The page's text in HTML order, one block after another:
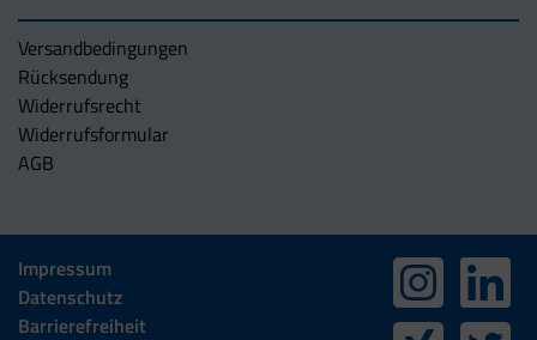
Versandbedingungen
Rücksendung
Widerrufsrecht
Widerrufsformular
AGB
Impressum
Datenschutz
Barrierefreiheit